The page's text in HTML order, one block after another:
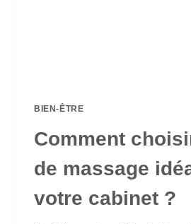
BIEN-ÊTRE
Comment
de massage
votre cabinet ?